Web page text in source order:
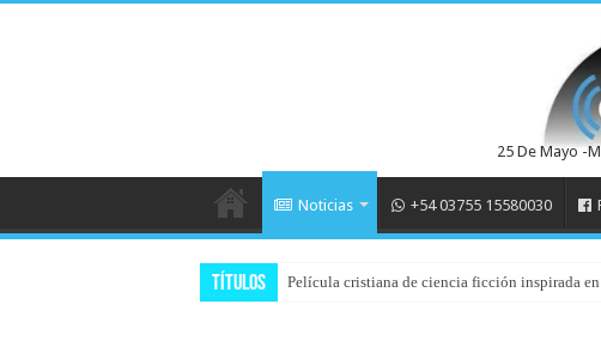
25 De Mayo -
Noticias +54 03755 15580030
Títulos Película cristiana de ciencia ficción inspirada en